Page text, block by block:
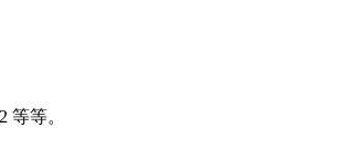
等等。